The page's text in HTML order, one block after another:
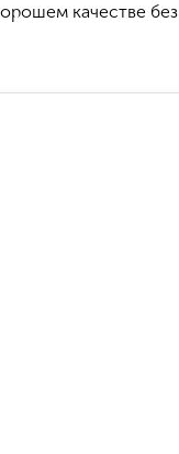
качестве без